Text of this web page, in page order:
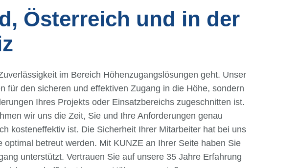
Österreich und in der
im Bereich Höhenzugangslösungen geht. Unser
für den sicheren und effektiven Zugang in die Höhe, sondern
Ihres Projekts oder Einsatzbereichs zugeschnitten ist.
wir uns die Zeit, Sie und Ihre Anforderungen genau
kosteneffektiv ist. Die Sicherheit Ihrer Mitarbeiter hat bei uns
betreut werden. Mit KUNZE an Ihrer Seite haben Sie
unterstützt. Vertrauen Sie auf unsere 35 Jahre Erfahrung